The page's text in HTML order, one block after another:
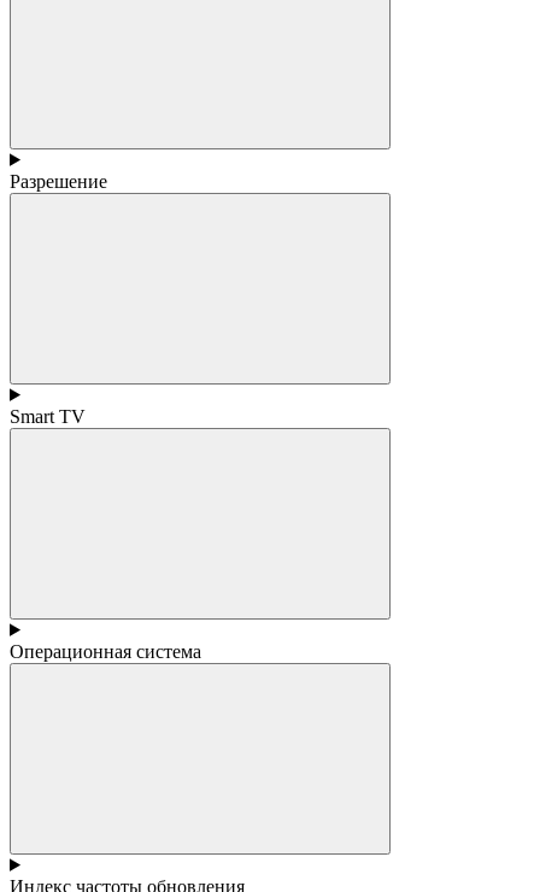
Разрешение
Smart TV
Операционная система
Индекс частоты обновления